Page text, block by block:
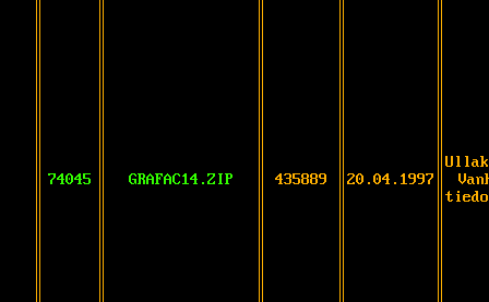
74045 GRAFAC14.ZIP 435889 20.04.1997